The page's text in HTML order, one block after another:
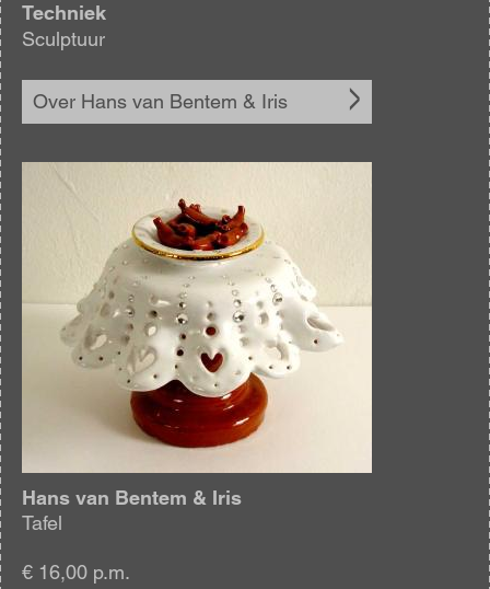
Techniek
Sculptuur
Over Hans van Bentem & Iris
Afbeelding
Hans van Bentem & Iris
Tafel
€ 16,00 p.m.